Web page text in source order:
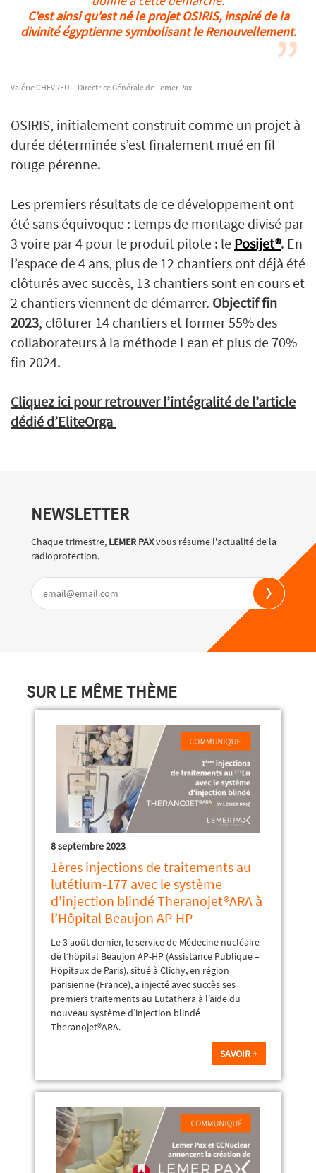
C’est ainsi qu’est né le projet OSIRIS, inspiré de la
divinité égyptienne symbolisant le Renouvellement.
Valérie CHEVREUL, Directrice Générale de Lemer Pax
OSIRIS, initialement construit comme un projet à
durée déterminée s’est finalement mué en fil
rouge pérenne.
Les premiers résultats de ce développement ont
été sans équivoque : temps de montage divisé par
3 voire par 4 pour le produit pilote : le Posijet®. En
l’espace de 4 ans, plus de 12 chantiers ont déjà été
clôturés avec succès, 13 chantiers sont en cours et
2 chantiers viennent de démarrer. Objectif fin
2023, clôturer 14 chantiers et former 55% des
collaborateurs à la méthode Lean et plus de 70%
fin 2024.
Cliquez ici pour retrouver l’intégralité de l’article
dédié d’EliteOrga
NEWSLETTER
Chaque trimestre, LEMER PAXvous résume l'actualité de la
radioprotection.
SUR LE MÊME THÈME
8 septembre 2023
1ères injections de traitements au
lutétium-177 avec le système
d’injection blindé Theranojet®ARA à
l’Hôpital Beaujon AP-HP
Le 3 août dernier, le service de Médecine nucléaire
de l’hôpital Beaujon AP-HP (Assistance Publique –
Hôpitaux de Paris), situé à Clichy, en région
parisienne (France), a injecté avec succès ses
premiers traitements au Lutathera à l’aide du
nouveau système d’injection blindé
Theranojet®ARA.
SAVOIR +